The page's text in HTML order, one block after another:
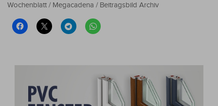
Wochenblatt / Megacadena / Beitragsbild Archiv